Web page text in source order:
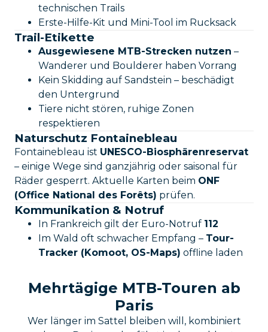
technischen Trails
Erste-Hilfe-Kit und Mini-Tool im Rucksack
Trail-Etikette
Ausgewiesene MTB-Strecken nutzen –
Wanderer und Boulderer haben Vorrang
Kein Skidding auf Sandstein – beschädigt
den Untergrund
Tiere nicht stören, ruhige Zonen
respektieren
Naturschutz Fontainebleau
Fontainebleau ist UNESCO-Biosphärenreservat
– einige Wege sind ganzjährig oder saisonal für
Räder gesperrt. Aktuelle Karten beim ONF
(Office National des Forêts) prüfen.
Kommunikation & Notruf
In Frankreich gilt der Euro-Notruf 112
Im Wald oft schwacher Empfang – Tour-
Tracker (Komoot, OS-Maps) offline laden
Mehrtägige MTB-Touren ab
Paris
Wer länger im Sattel bleiben will, kombiniert